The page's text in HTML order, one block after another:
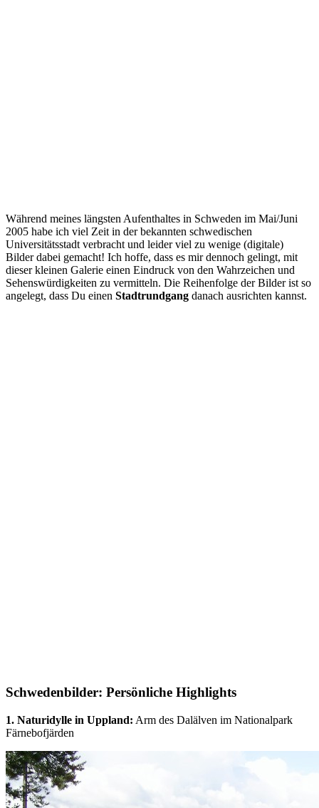
Während meines längsten Aufenthaltes in Schweden im Mai/Juni
2005 habe ich viel Zeit in der bekannten schwedischen
Universitätsstadt verbracht und leider viel zu wenige (digitale)
Bilder dabei gemacht! Ich hoffe, dass es mir dennoch gelingt, mit
dieser kleinen Galerie einen Eindruck von den Wahrzeichen und
Sehenswürdigkeiten zu vermitteln. Die Reihenfolge der Bilder ist so
angelegt, dass Du einen Stadtrundgang danach ausrichten kannst.
Schwedenbilder: Persönliche Highlights
1. Naturidylle in Uppland: Arm des Dalälven im Nationalpark
Färnebofjärden